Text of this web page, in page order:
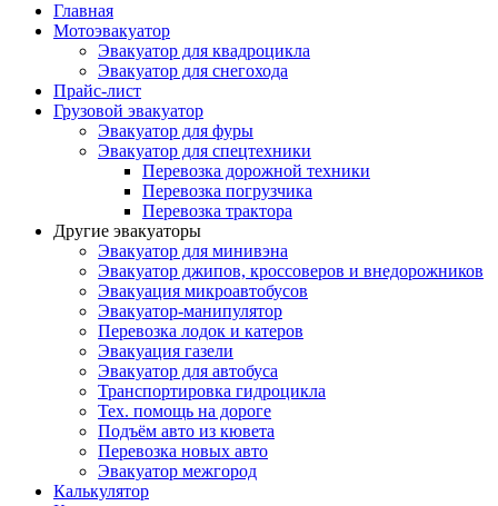
Главная
Мотоэвакуатор
Эвакуатор для квадроцикла
Эвакуатор для снегохода
Прайс-лист
Грузовой эвакуатор
Эвакуатор для фуры
Эвакуатор для спецтехники
Перевозка дорожной техники
Перевозка погрузчика
Перевозка трактора
Другие эвакуаторы
Эвакуатор для минивэна
Эвакуатор джипов, кроссоверов и внедорожников
Эвакуация микроавтобусов
Эвакуатор-манипулятор
Перевозка лодок и катеров
Эвакуация газели
Эвакуатор для автобуса
Транспортировка гидроцикла
Тех. помощь на дороге
Подъём авто из кювета
Перевозка новых авто
Эвакуатор межгород
Калькулятор